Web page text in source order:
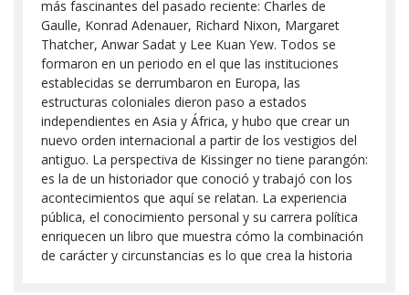
más fascinantes del pasado reciente: Charles de
Gaulle, Konrad Adenauer, Richard Nixon, Margaret
Thatcher, Anwar Sadat y Lee Kuan Yew. Todos se
formaron en un periodo en el que las instituciones
establecidas se derrumbaron en Europa, las
estructuras coloniales dieron paso a estados
independientes en Asia y África, y hubo que crear un
nuevo orden internacional a partir de los vestigios del
antiguo. La perspectiva de Kissinger no tiene parangón:
es la de un historiador que conoció y trabajó con los
acontecimientos que aquí se relatan. La experiencia
pública, el conocimiento personal y su carrera política
enriquecen un libro que muestra cómo la combinación
de carácter y circunstancias es lo que crea la historia